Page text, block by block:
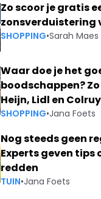
Zo scoor je gratis
zonsverduistering
SHOPPING•Sarah Maes
Waar doe je het
boodschappen?
Heijn, Lidl en
SHOPPING•Jana Foets
Nog steeds geen
Experts geven tips
redden
TUIN•Jana Foets